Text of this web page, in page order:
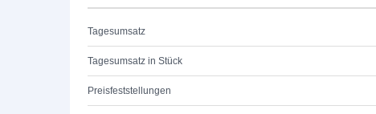
Tagesumsatz
Tagesumsatz in Stück
Preisfeststellungen